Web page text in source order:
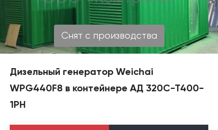
Снят с производства
Дизельный генератор Weichai
WPG440F8 в контейнере АД 320С-Т400-
1РН